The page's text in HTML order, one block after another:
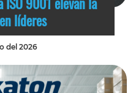
líderes
del 2026